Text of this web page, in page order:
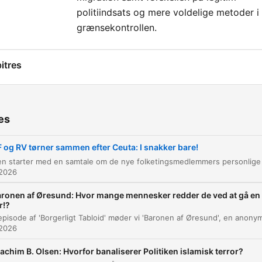
politiindsats og mere voldelige metoder i
grænsekontrollen.
Nye talenter og nye habitter
00:35:32 Migration og kontrol i Danmark og EU
00:38:04
sur un chapitre pour y accéder directement
clés
og RV tørner sammen efter Ceuta: I snakker bare!
af Øresund: Hvor mange mennesker redder de ved at gå en
B. Olsen: Hvorfor banaliserer Politiken islamisk terror?